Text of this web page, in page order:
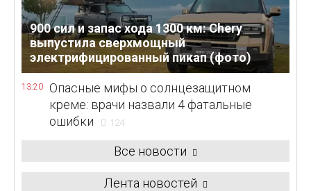
900 сил и запас хода 1300 км: Chery
выпустила сверхмощный
электрифицированный пикап (фото)
13:20
Опасные мифы о солнцезащитном
креме: врачи назвали 4 фатальные
ошибки
124
Все новости
Лента новостей